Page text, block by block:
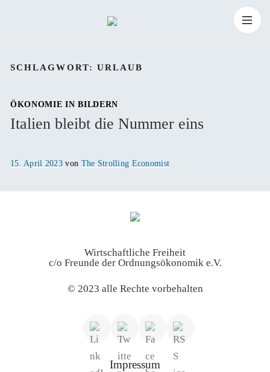
Inhalt
nach:
SCHLAGWORT: URLAUB
ÖKONOMIE IN BILDERN
Italien bleibt die Nummer eins
Veröffentlicht
15. April 2023 von The Strolling Economist
Wirtschaftliche Freiheit
c/o Freunde der Ordnungsökonomik e.V.
© 2023 alle Rechte vorbehalten
Impressum